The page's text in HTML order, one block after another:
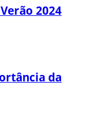
2024
da